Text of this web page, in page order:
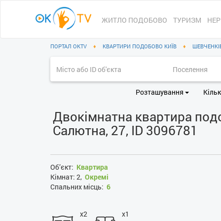
ЖИТЛО ПОДОБОВО ТУРИЗМ
ПОРТАЛ OKTV ♦ КВАРТИРИ ПОДОБОВО КИЇВ ♦
Розташування
Двокімнатна квартира
Салютна, 27, ID 3096781
Об’єкт: Квартира
Кімнат: 2, Окремі
Спальних місць: 6
x2 x1